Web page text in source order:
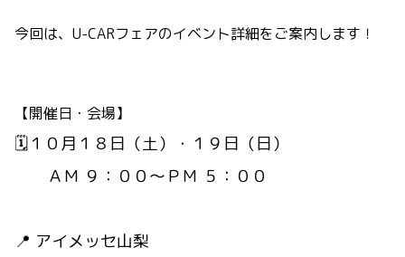
今回は、U-CARフェアのイベント詳細をご案内します！
【開催日・会場】
🗓️１０月１８日（土）・１９日（日）
ＡＭ ９：００～ＰＭ ５：００
📍 アイメッセ山梨